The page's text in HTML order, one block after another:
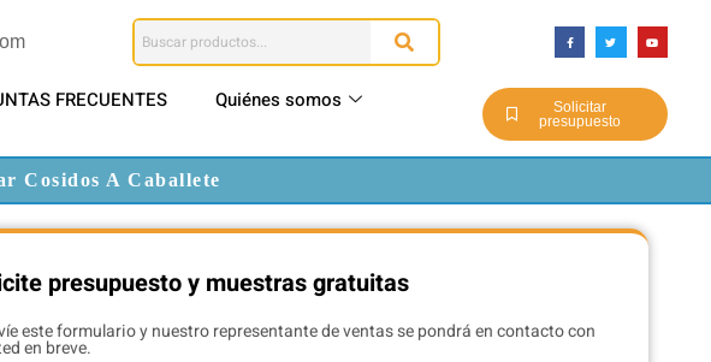
FRECUENTES
Quiénes somos
Solicitar
presupuesto
Cosidos A Caballete
presupuesto y muestras gratuitas
este formulario y nuestro representante de ventas se pondrá en contacto con
en breve.